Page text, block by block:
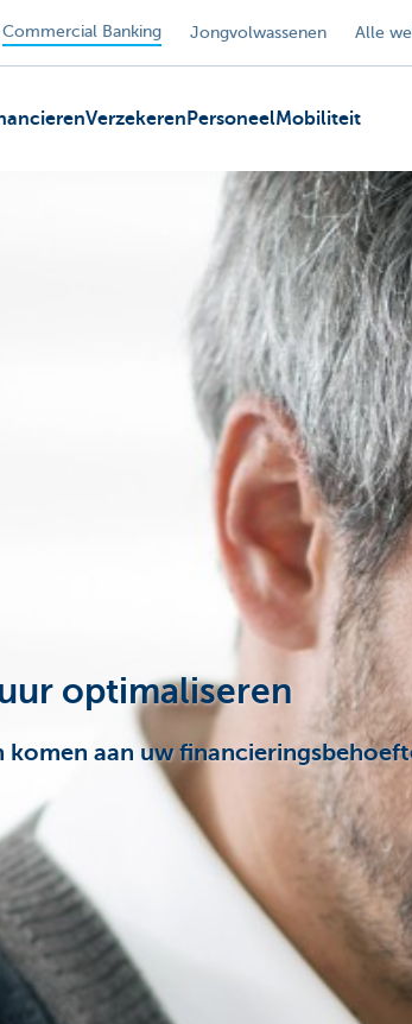
Commercial Banking Jongvolwassenen Alle
Verzekeren PersoneelMobiliteit
optimaliseren
komen aan uw